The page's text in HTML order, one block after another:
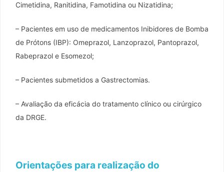
Cimetidina, Ranitidina, Famotidina ou Nizatidina;
– Pacientes em uso de medicamentos Inibidores de Bomba
de Prótons (IBP): Omeprazol, Lanzoprazol, Pantoprazol,
Rabeprazol e Esomezol;
– Pacientes submetidos a Gastrectomias.
– Avaliação da eficácia do tratamento clínico ou cirúrgico
da DRGE.
Orientações para realização do